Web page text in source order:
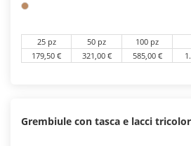
25 pz 50 pz 100 pz
179,50 €
321,00 € 585,00 €
Grembiule con tasca e lacci